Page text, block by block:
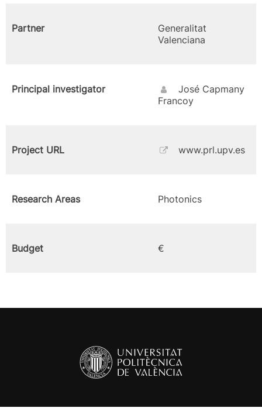
Partner
Generalitat
Valenciana
Principal investigator
José Capmany
Francoy
Project URL www.prl.upv.es
Research Areas Photonics
Budget €